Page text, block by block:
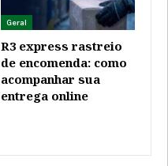
Geral
R3 express rastreio
de encomenda: como
acompanhar sua
entrega online